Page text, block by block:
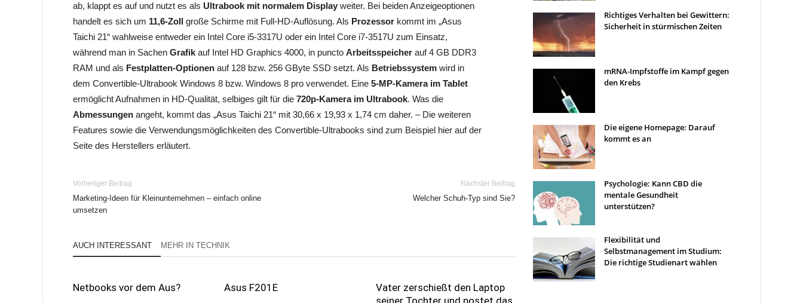
ab, klappt es auf und nutzt es als Ultrabook mit normalem Display weiter. Bei beiden Anzeigeoptionen
handelt es sich um 11,6-Zoll große Schirme mit Full-HD-Auflösung. Als Prozessor kommt im „Asus
Taichi 21“ wahlweise entweder ein Intel Core i5-3317U oder ein Intel Core i7-3517U zum Einsatz,
während man in Sachen Grafik auf Intel HD Graphics 4000, in puncto Arbeitsspeicher auf 4 GB DDR3
RAM und als Festplatten-Optionen auf 128 bzw. 256 GByte SSD setzt. Als Betriebssystem wird in
dem Convertible-Ultrabook Windows 8 bzw. Windows 8 pro verwendet. Eine 5-MP-Kamera im Tablet
ermöglicht Aufnahmen in HD-Qualität, selbiges gilt für die 720p-Kamera im Ultrabook. Was die
Abmessungen angeht, kommt das „Asus Taichi 21“ mit 30,66 x 19,93 x 1,74 cm daher. – Die weiteren
Features sowie die Verwendungsmöglichkeiten des Convertible-Ultrabooks sind zum Beispiel hier auf der
Seite des Herstellers erläutert.
Vorheriger Beitrag
Marketing-Ideen für Kleinunternehmen – einfach online
umsetzen
Nächster Beitrag
Welcher Schuh-Typ sind Sie?
AUCH INTERESSANT MEHR IN TECHNIK
Netbooks vor dem Aus? Asus F201E
Vater zerschießt den Laptop
seiner Tochter und postet das
Richtiges Verhalten bei Gewittern:
Sicherheit in stürmischen Zeiten
mRNA-Impfstoffe im Kampf gegen
den Krebs
Die eigene Homepage: Darauf
kommt es an
Psychologie: Kann CBD die
mentale Gesundheit
unterstützen?
Flexibilität und
Selbstmanagement im Studium:
Die richtige Studienart wählen